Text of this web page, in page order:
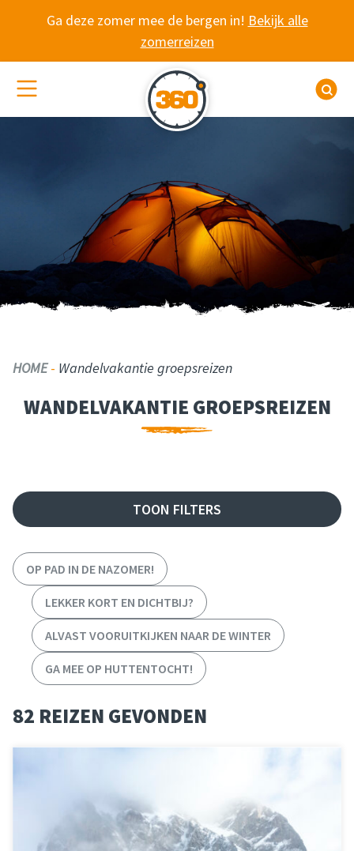
Ga deze zomer mee de bergen in! Bekijk alle
zomerreizen
(De)activeer site navigatie
WANDELVAKANTIE
HOME- Wandelvakantie groepsreizen
WANDELVAKANTIE GROEPSREIZEN
TOON FILTERS
OP PAD IN DE NAZOMER!
LEKKER KORT EN DICHTBIJ?
ALVAST VOORUITKIJKEN NAAR DE WINTER
GA MEE OP HUTTENTOCHT!
82 REIZEN GEVONDEN